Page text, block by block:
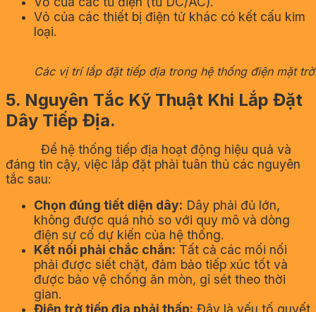
Vỏ của các thiết bị điện tử khác có kết cấu kim
loại.
Các vị trí lắp đặt tiếp địa trong hệ thống điện mặt
5. Nguyên Tắc Kỹ Thuật Khi Lắp Đặt
Dây Tiếp Địa.
Để hệ thống tiếp địa hoạt động hiệu quả và
đáng tin cậy, việc lắp đặt phải tuân thủ các nguyên
tắc sau:
Chọn đúng tiết diện dây: Dây phải đủ lớn,
không được quá nhỏ so với quy mô và dòng
điện sự cố dự kiến của hệ thống.
Kết nối phải chắc chắn: Tất cả các mối nối
phải được siết chặt, đảm bảo tiếp xúc tốt và
được bảo vệ chống ăn mòn, gỉ sét theo thời
gian.
Điện trở tiếp địa phải thấp: Đây là yếu tố quyết